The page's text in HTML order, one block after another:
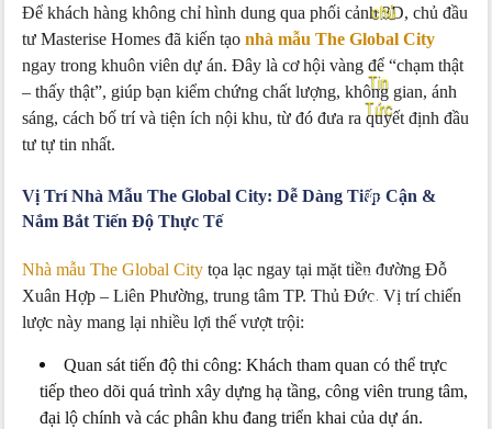
chủ
-
Tin
Tức
Nhà
Global
City
Đâu?
Để khách hàng không chỉ hình dung qua phối cảnh 3D, chủ đầu
tư Masterise Homes đã kiến tạonhà mẫu The Global City
ngay trong khuôn viên dự án. Đây là cơ hội vàng để “chạm thật
– thấy thật”, giúp bạn kiểm chứng chất lượng, không gian, ánh
sáng, cách bố trí và tiện ích nội khu, từ đó đưa ra quyết định đầu
tư tự tin nhất.
Vị Trí Nhà Mẫu The Global City: Dễ Dàng Tiếp Cận &
Nắm Bắt Tiến Độ Thực Tế
Nhà mẫu The Global City tọa lạc ngay tại mặt tiền đường Đỗ
Xuân Hợp – Liên Phường, trung tâm TP. Thủ Đức. Vị trí chiến
lược này mang lại nhiều lợi thế vượt trội:
Quan sát tiến độ thi công: Khách tham quan có thể trực
tiếp theo dõi quá trình xây dựng hạ tầng, công viên trung tâm,
đại lộ chính và các phân khu đang triển khai của dự án.